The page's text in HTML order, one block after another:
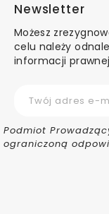
Newsletter
Możesz
celu należy
informacji
Podmiot
ograniczoną